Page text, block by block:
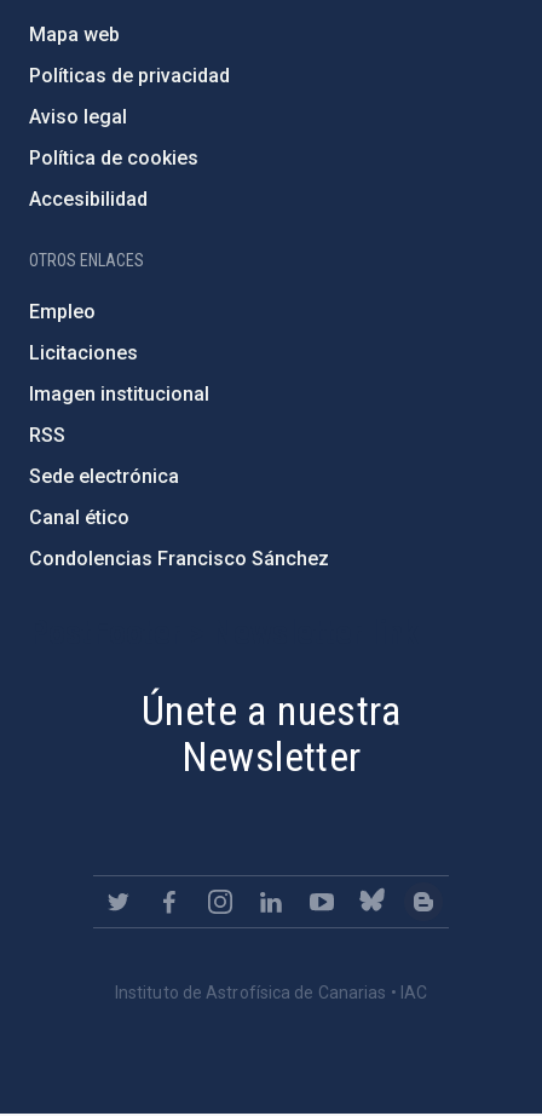
Mapa web
Políticas de privacidad
Aviso legal
Política de cookies
Accesibilidad
OTROS ENLACES
Empleo
Licitaciones
Imagen institucional
RSS
Sede electrónica
Canal ético
Condolencias Francisco Sánchez
Únete a nuestra
Newsletter
Instituto de Astrofísica de Canarias • IAC